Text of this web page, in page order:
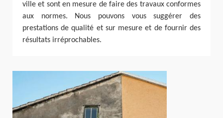
ville et sont en mesure de faire des travaux conformes
aux normes. Nous pouvons vous suggérer des
prestations de qualité et sur mesure et de fournir des
résultats irréprochables.